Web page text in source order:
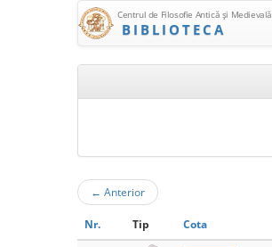
Centrul de Filosofie Antică şi Medievală
BIBLIOTECA
← Anterior
Nr. Tip Cota